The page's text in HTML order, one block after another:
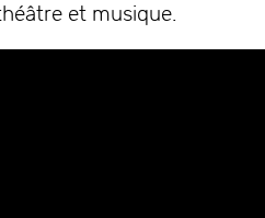
et musique.